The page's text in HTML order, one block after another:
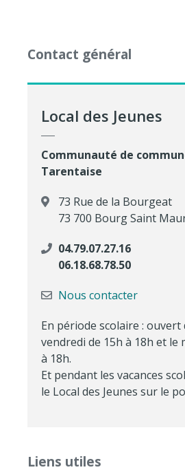
Contact général
Local des Jeunes
Communauté de
Tarentaise
73 Rue de la Bourgeat
73 700 Bourg Saint
04.79.07.27.16
06.18.68.78.50
Nous contacter
En période scolaire : ouvert
vendredi de 15h à 18h et le
à 18h.
Et pendant les vacances
le Local des Jeunes sur le
Liens utiles